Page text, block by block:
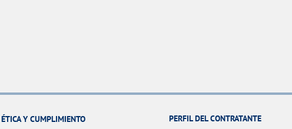
ÉTICA Y CUMPLIMIENTO
PERFIL DEL CONTRATANTE